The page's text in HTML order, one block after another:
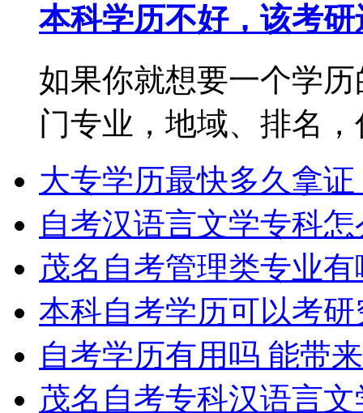
本科学历不好，该考
如果你就想要一个学
门专业，地域、排名，
大专学历最快多久拿证
自考汉语言文学专科
茂名自考管理类专业
本科自考学历可以考
自考学历有用吗 能带
茂名自考专科汉语言